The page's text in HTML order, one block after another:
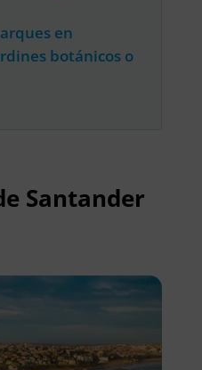
en
botánicos o
Santander